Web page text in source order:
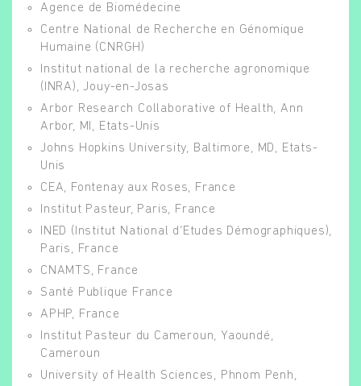
Agence de Biomédecine
Centre National de Recherche en Génomique
Humaine (CNRGH)
Institut national de la recherche agronomique
(INRA), Jouy-en-Josas
Arbor Research Collaborative of Health, Ann
Arbor, MI, Etats-Unis
Johns Hopkins University, Baltimore, MD, Etats-
Unis
CEA, Fontenay aux Roses, France
Institut Pasteur, Paris, France
INED (Institut National d’Etudes Démographiques),
Paris, France
CNAMTS, France
Santé Publique France
APHP, France
Institut Pasteur du Cameroun, Yaoundé,
Cameroun
University of Health Sciences, Phnom Penh,